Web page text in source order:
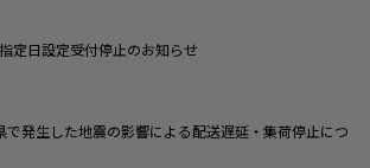
定日設定受付停止のお知らせ
発生した地震の影響による配送遅延・集荷停止につ